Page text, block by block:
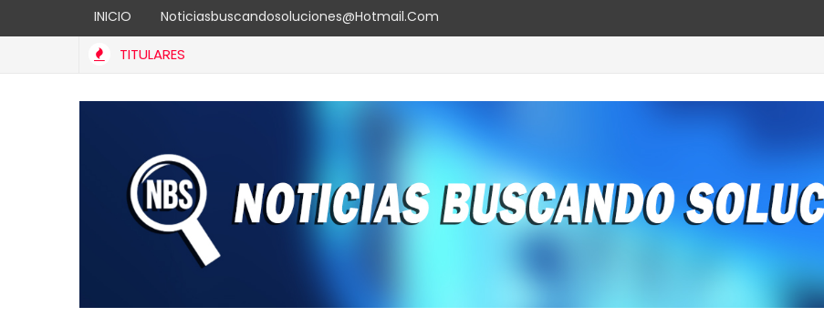
INICIO Noticiasbuscandosoluciones@hotmail.com
TITULARES